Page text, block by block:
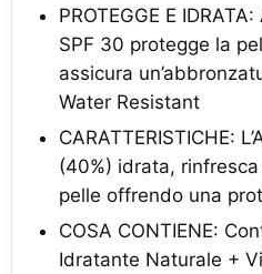
PROTEGGE E
SPF 30 protegge la
assicura
Water Resistant
CARATTERISTICHE:
(40%) idrata,
pelle offrendo una
COSA CONTIENE:
Idratante Naturale +